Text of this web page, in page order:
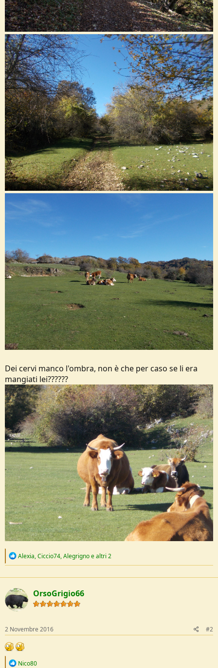
Dei cervi manco l'ombra, non è che per caso se li era
mangiati lei??????
R
c
t
i
o
n
Alexia,Ciccio74,Alegrignoe altri 2
OrsoGrigio66
2 Novembre 2016 #2
R
Nico80